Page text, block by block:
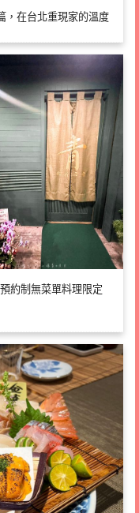
，在台北重現家的溫度
約制無菜單料理限定